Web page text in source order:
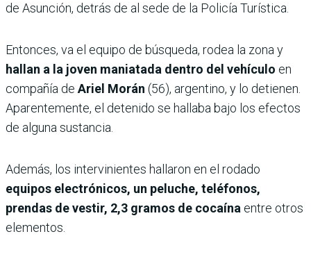
de Asunción, detrás de al sede de la Policía Turística.
Entonces, va el equipo de búsqueda, rodea la zona y
hallan a la joven maniatada dentro del vehículo en
compañía de Ariel Morán (56), argentino, y lo detienen.
Aparentemente, el detenido se hallaba bajo los efectos
de alguna sustancia.
Además, los intervinientes hallaron en el rodado
equipos electrónicos, un peluche, teléfonos,
prendas de vestir, 2,3 gramos de cocaína entre otros
elementos.